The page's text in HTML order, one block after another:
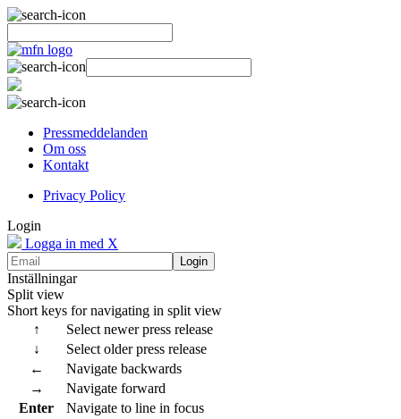
Pressmeddelanden
Om oss
Kontakt
Privacy Policy
Login
Logga in med X
Login
Inställningar
Split view
Short keys for navigating in split view
↑
Select newer press release
↓
Select older press release
←
Navigate backwards
→
Navigate forward
Enter
Navigate to line in focus